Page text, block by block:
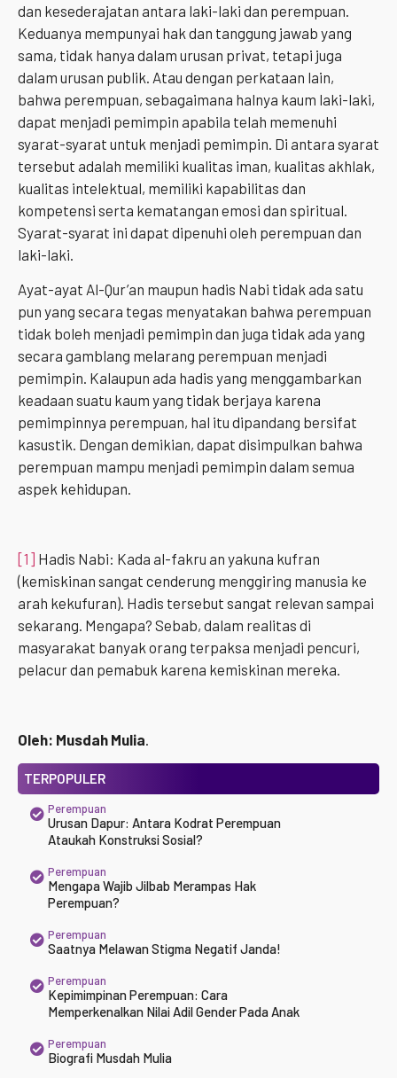
dan kesederajatan antara laki-laki dan perempuan.
Keduanya mempunyai hak dan tanggung jawab yang
sama, tidak hanya dalam urusan privat, tetapi juga
dalam urusan publik. Atau dengan perkataan lain,
bahwa perempuan, sebagaimana halnya kaum laki-laki,
dapat menjadi pemimpin apabila telah memenuhi
syarat-syarat untuk menjadi pemimpin. Di antara syarat
tersebut adalah memiliki kualitas iman, kualitas akhlak,
kualitas intelektual, memiliki kapabilitas dan
kompetensi serta kematangan emosi dan spiritual.
Syarat-syarat ini dapat dipenuhi oleh perempuan dan
laki-laki.
Ayat-ayat Al-Qur’an maupun hadis Nabi tidak ada satu
pun yang secara tegas menyatakan bahwa perempuan
tidak boleh menjadi pemimpin dan juga tidak ada yang
secara gamblang melarang perempuan menjadi
pemimpin. Kalaupun ada hadis yang menggambarkan
keadaan suatu kaum yang tidak berjaya karena
pemimpinnya perempuan, hal itu dipandang bersifat
kasustik. Dengan demikian, dapat disimpulkan bahwa
perempuan mampu menjadi pemimpin dalam semua
aspek kehidupan.
[1] Hadis Nabi: Kada al-fakru an yakuna kufran
(kemiskinan sangat cenderung menggiring manusia ke
arah kekufuran). Hadis tersebut sangat relevan sampai
sekarang. Mengapa? Sebab, dalam realitas di
masyarakat banyak orang terpaksa menjadi pencuri,
pelacur dan pemabuk karena kemiskinan mereka.
Oleh: Musdah Mulia
TERPOPULER
Perempuan
Urusan Dapur: Antara Kodrat Perempuan
Ataukah Konstruksi Sosial?
Perempuan
Mengapa Wajib Jilbab Merampas Hak
Perempuan?
Perempuan
Saatnya Melawan Stigma Negatif Janda!
Perempuan
Kepimimpinan Perempuan: Cara
Memperkenalkan Nilai Adil Gender Pada Anak
Perempuan
Biografi Musdah Mulia